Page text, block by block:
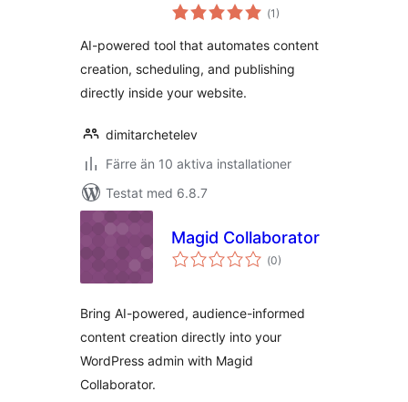
Content
(Totalt
antal
1)
AI-powered tool that automates content
creation, scheduling, and publishing
directly inside your website.
dimitarchetelev
Färre än 10 aktiva installationer
Testat med 6.8.7
Magid Collaborator
(Totalt
antal
0)
Bring AI-powered, audience-informed
content creation directly into your
WordPress admin with Magid
Collaborator.